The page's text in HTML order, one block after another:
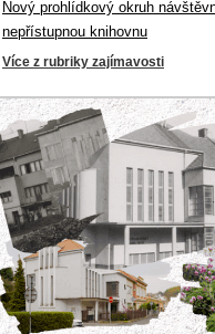
Nový prohlídkový okruh
nepřístupnou knihovnu
Více z rubriky zajímavosti